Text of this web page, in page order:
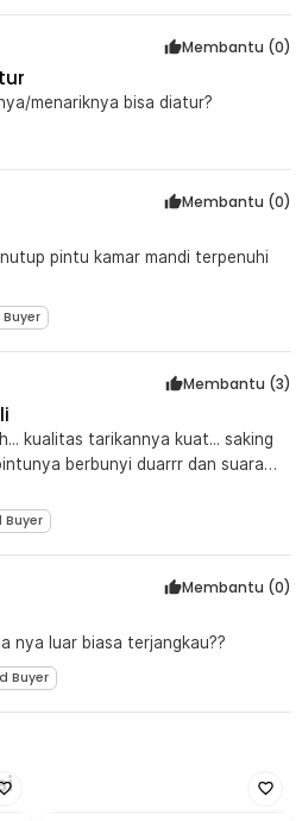
Membantu (0)
menariknya bisa diatur?
Membantu (0)
nutup pintu kamar mandi terpenuhi
Membantu (3)
kualitas tarikannya kuat... saking
berbunyi duarrr dan suara
org lagi marah... utk tutup pintu
pecah...
Buyer
Membantu (0)
nya luar biasa terjangkau??
Buyer